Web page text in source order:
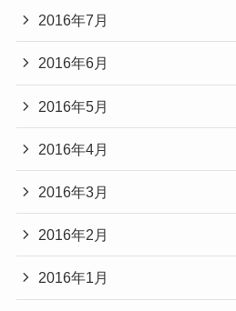
2016年7月
2016年6月
2016年5月
2016年4月
2016年3月
2016年2月
2016年1月